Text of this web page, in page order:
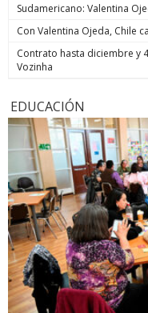
Sudamericano: Valentina
Con Valentina Ojeda, Chile
Contrato hasta diciembre y
Vozinha
EDUCACIÓN